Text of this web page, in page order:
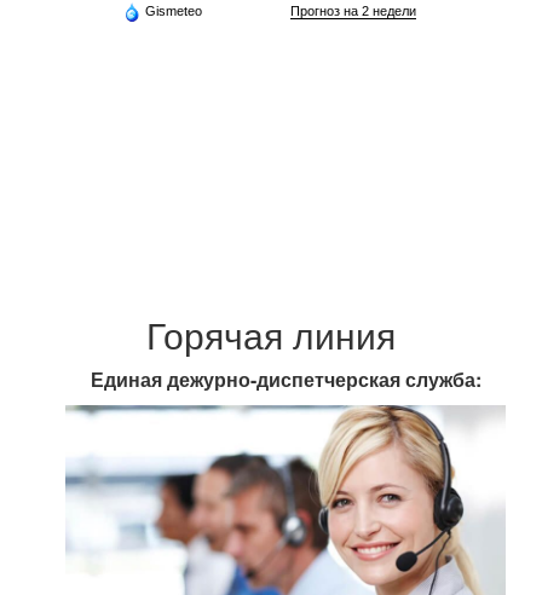
Gismeteo Прогноз на 2 недели
Горячая линия
Единая дежурно-диспетчерская служба: